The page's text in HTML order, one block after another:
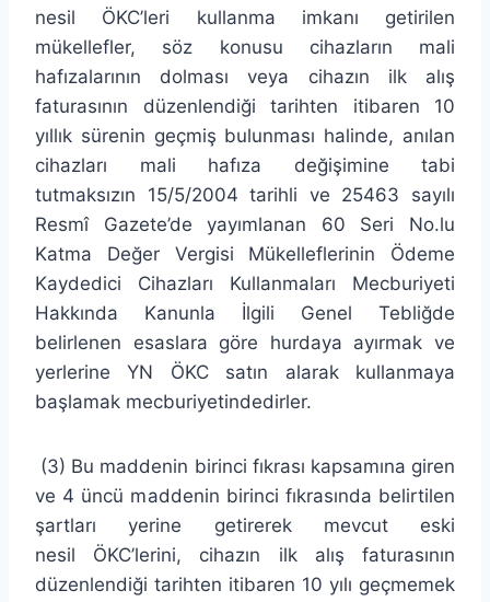
nesil ÖKC’leri kullanma imkanı getirilen
mükellefler, söz konusu cihazların mali
hafızalarının dolması veya cihazın ilk alış
faturasının düzenlendiği tarihten itibaren 10
yıllık sürenin geçmiş bulunması halinde, anılan
cihazları mali hafıza değişimine tabi
tutmaksızın 15/5/2004 tarihli ve 25463 sayılı
Resmî Gazete’de yayımlanan 60 Seri No.lu
Katma Değer Vergisi Mükelleflerinin Ödeme
Kaydedici Cihazları Kullanmaları Mecburiyeti
Hakkında Kanunla İlgili Genel Tebliğde
belirlenen esaslara göre hurdaya ayırmak ve
yerlerine YN ÖKC satın alarak kullanmaya
başlamak mecburiyetindedirler.
(3) Bu maddenin birinci fıkrası kapsamına giren
ve 4 üncü maddenin birinci fıkrasında belirtilen
şartları yerine getirerek mevcut eski
nesil ÖKC’lerini, cihazın ilk alış faturasının
düzenlendiği tarihten itibaren 10 yılı geçmemek